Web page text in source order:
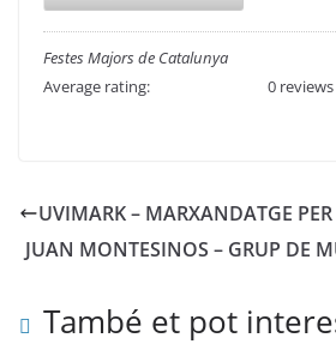
Festes Majors de Catalunya
Average rating:
0 reviews
UVIMARK – MARXANDATGE
JUAN MONTESINOS – GRUP DE
També et pot